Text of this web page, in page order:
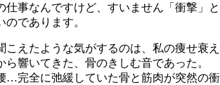
仕事なんですけど、すいません「衝撃」と
のであります。
こえたような気がするのは、私の痩せ衰え
ら響いてきた、骨のきしむ音であった。
…完全に弛緩していた骨と筋肉が突然の衝